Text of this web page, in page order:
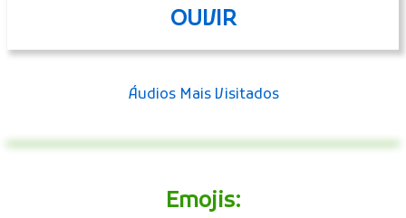
OUVIR
Áudios Mais Visitados
Emojis: